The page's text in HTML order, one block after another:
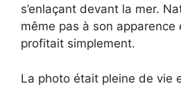
s’enlaçant devant la mer.
même pas à son
profitait simplement.
La photo était pleine de vie